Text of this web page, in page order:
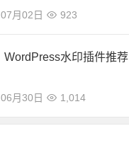
07月02日 923
WordPress水印插件推荐
06月30日 1,014